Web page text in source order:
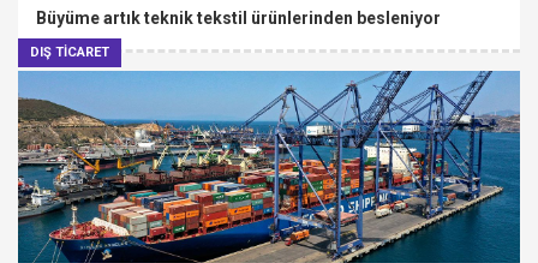
DIŞ TİCARET
Büyüme artık teknik tekstil ürünlerinden besleniyor